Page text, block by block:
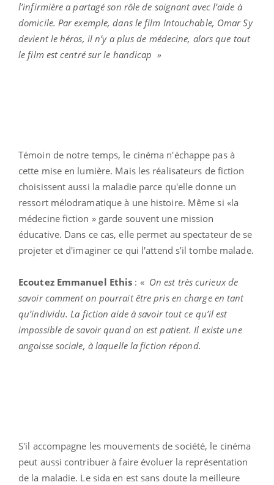
l’infirmière a partagé son rôle de soignant avec l’aide à
domicile. Par exemple, dans le film Intouchable, Omar Sy
devient le héros, il n’y a plus de médecine, alors que tout
le film est centré sur le handicap »
Témoin de notre temps, le cinéma n'échappe pas à
cette mise en lumière. Mais les réalisateurs de fiction
choisissent aussi la maladie parce qu'elle donne un
ressort mélodramatique à une histoire. Même si «la
médecine fiction » garde souvent une mission
éducative. Dans ce cas, elle permet au spectateur de se
projeter et d'imaginer ce qui l'attend s’il tombe malade.
Ecoutez Emmanuel Ethis : « On est très curieux de
savoir comment on pourrait être pris en charge en tant
qu’individu. La fiction aide à savoir tout ce qu’il est
impossible de savoir quand on est patient. Il existe une
angoisse sociale, à laquelle la fiction répond.
S'il accompagne les mouvements de société, le cinéma
peut aussi contribuer à faire évoluer la représentation
de la maladie. Le sida en est sans doute la meilleure